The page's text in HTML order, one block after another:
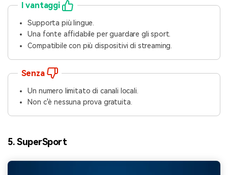
I vantaggi
Supporta più lingue.
Una fonte affidabile per guardare gli sport.
Compatibile con più dispositivi di streaming.
Senza
Un numero limitato di canali locali.
Non c'è nessuna prova gratuita.
5. SuperSport